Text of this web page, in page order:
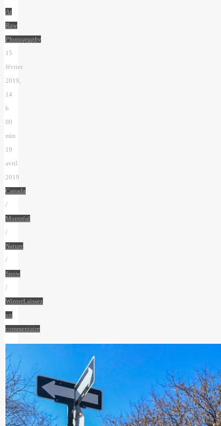
Az
Raw
Photography
15
février
2019,
14
h
00
min
19
avril
2019
Canada
/
Montréal
/
Nature
/
Snow
/
WinterLaissez
un
commentaire